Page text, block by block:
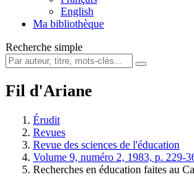
English
Ma bibliothèque
Recherche simple
Fil d'Ariane
Érudit
Revues
Revue des sciences de l'éducation
Volume 9, numéro 2, 1983, p. 229-
Recherches en éducation faites au